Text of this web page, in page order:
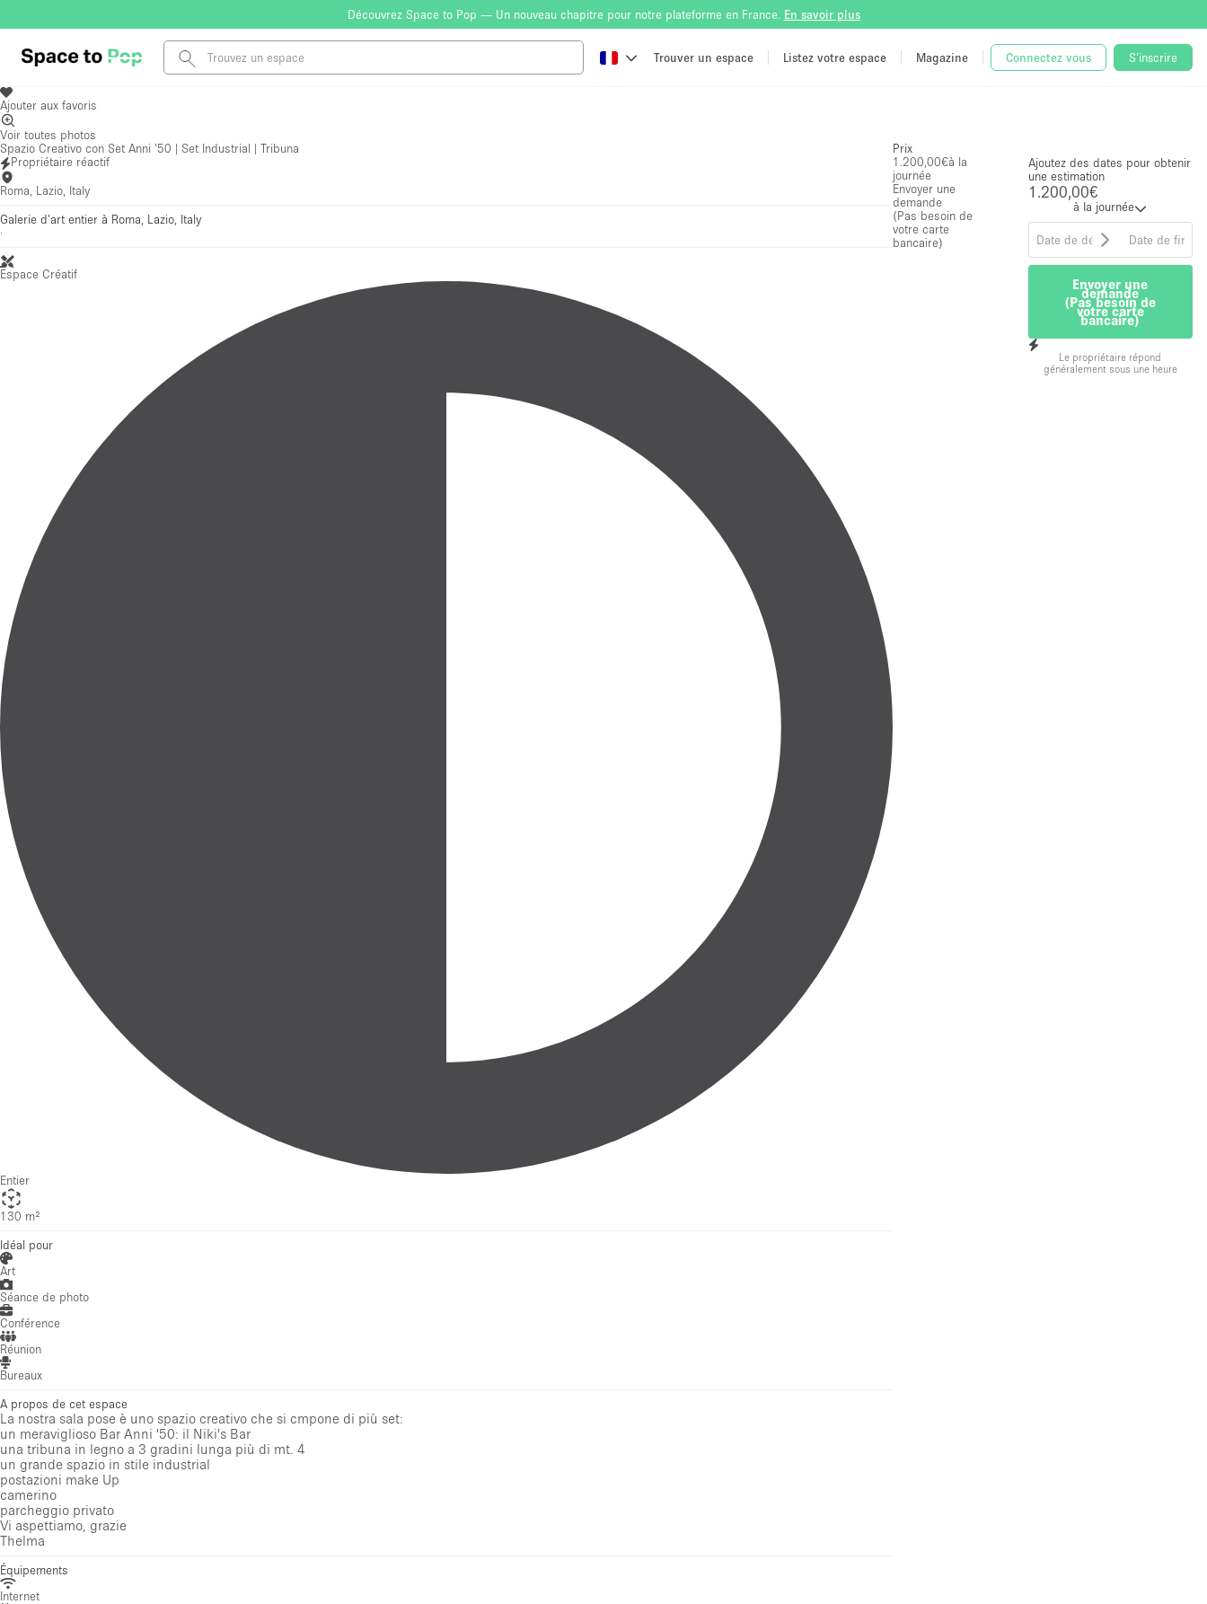
Découvrez Space to Pop — Un nouveau chapitre pour notre plateforme en France. En savoir plus
Trouver un espace Listez votre espace Magazine Connectez vous S'inscrire
Ajouter aux favoris
Voir toutes photos
Ajoutez des dates pour obtenir
une estimation
1.200,00€
à la journée
Envoyer une
demande
(Pas besoin de
votre carte
bancaire)
Le propriétaire répond
généralement sous une heure
Prix
1.200,00€à la
journée
Envoyer une
demande
(Pas besoin de
votre carte
bancaire)
Spazio Creativo con Set Anni '50 | Set Industrial | Tribuna
Propriétaire réactif
Roma, Lazio, Italy
Galerie d'art entier à Roma, Lazio, Italy
·
Espace Créatif
Entier
130 m²
Idéal pour
Art
Séance de photo
Conférence
Réunion
Bureaux
A propos de cet espace
La nostra sala pose è uno spazio creativo che si cmpone di più set:
un meraviglioso Bar Anni '50: il Niki's Bar
una tribuna in legno a 3 gradini lunga più di mt. 4
un grande spazio in stile industrial
postazioni make Up
camerino
parcheggio privato
Vi aspettiamo, grazie
Thelma
Équipements
Internet